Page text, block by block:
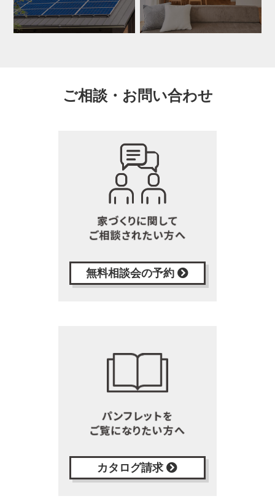
ご相談・お問い合わせ
無料相談会の予約
カタログ請求